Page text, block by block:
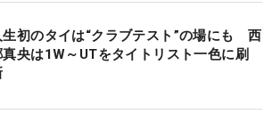
生初のタイは“クラブテスト”の場にも 西
真央は1W～UTをタイトリスト一色に刷